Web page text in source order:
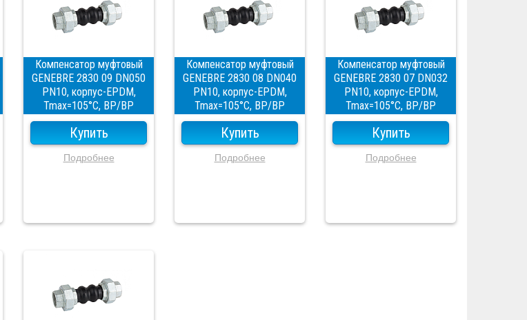
Компенсатор муфтовый
GENEBRE 2830 09 DN050
PN10, корпус-EPDM,
Tmax=105°C, ВР/ВР
Купить
Подробнее
Компенсатор муфтовый
GENEBRE 2830 08 DN040
PN10, корпус-EPDM,
Tmax=105°C, ВР/ВР
Купить
Подробнее
Компенсатор муфтовый
GENEBRE 2830 07 DN032
PN10, корпус-EPDM,
Tmax=105°C, ВР/ВР
Купить
Подробнее